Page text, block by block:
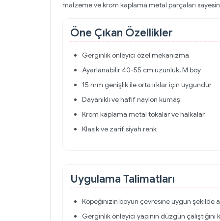
malzeme ve krom kaplama metal parçaları
Öne Çıkan Özellikler
Gerginlik önleyici özel mekanizma
Ayarlanabilir 40-55 cm uzunluk, M boy
15 mm genişlik ile orta ırklar için uygundur
Dayanıklı ve hafif naylon kumaş
Krom kaplama metal tokalar ve halkalar
Klasik ve zarif siyah renk
Uygulama Talimatları
Köpeğinizin boyun çevresine uygun şekilde
Gerginlik önleyici yapının düzgün